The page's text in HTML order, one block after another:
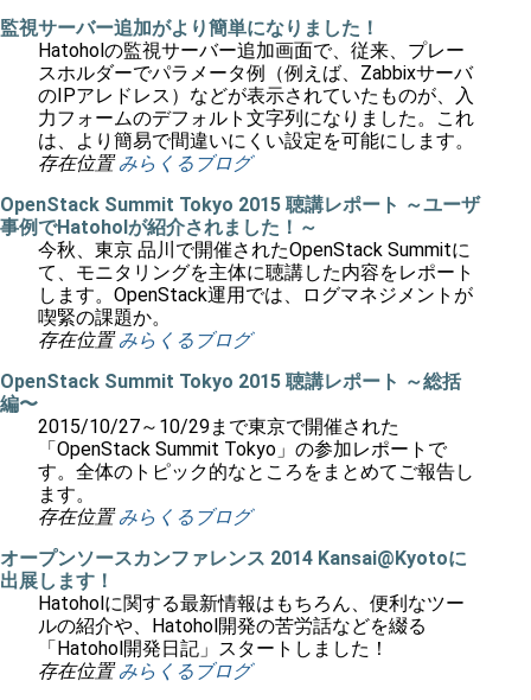
監視サーバー追加がより簡単になりました！
Hatoholの監視サーバー追加画面で、従来、プレー
スホルダーでパラメータ例（例えば、Zabbixサーバ
のIPアレドレス）などが表示されていたものが、入
力フォームのデフォルト文字列になりました。これ
は、より簡易で間違いにくい設定を可能にします。
存在位置 みらくるブログ
OpenStack Summit Tokyo 2015 聴講レポート ～ユーザ
事例でHatoholが紹介されました！～
今秋、東京 品川で開催されたOpenStack Summitに
て、モニタリングを主体に聴講した内容をレポート
します。OpenStack運用では、ログマネジメントが
喫緊の課題か。
存在位置 みらくるブログ
OpenStack Summit Tokyo 2015 聴講レポート ～総括
編〜
2015/10/27～10/29まで東京で開催された
「OpenStack Summit Tokyo」の参加レポートで
す。全体のトピック的なところをまとめてご報告し
ます。
存在位置 みらくるブログ
オープンソースカンファレンス 2014 Kansai@Kyotoに
出展します！
Hatoholに関する最新情報はもちろん、便利なツー
ルの紹介や、Hatohol開発の苦労話などを綴る
「Hatohol開発日記」スタートしました！
存在位置 みらくるブログ